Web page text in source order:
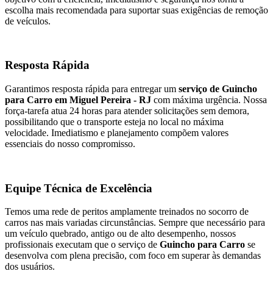
escolha mais recomendada para suportar suas exigências de remoção
de veículos.
Resposta Rápida
Garantimos resposta rápida para entregar um serviço de Guincho
para Carro em Miguel Pereira - RJ com máxima urgência. Nossa
força-tarefa atua 24 horas para atender solicitações sem demora,
possibilitando que o transporte esteja no local no máxima
velocidade. Imediatismo e planejamento compõem valores
essenciais do nosso compromisso.
Equipe Técnica de Excelência
Temos uma rede de peritos amplamente treinados no socorro de
carros nas mais variadas circunstâncias. Sempre que necessário para
um veículo quebrado, antigo ou de alto desempenho, nossos
profissionais executam que o serviço de Guincho para Carro se
desenvolva com plena precisão, com foco em superar às demandas
dos usuários.